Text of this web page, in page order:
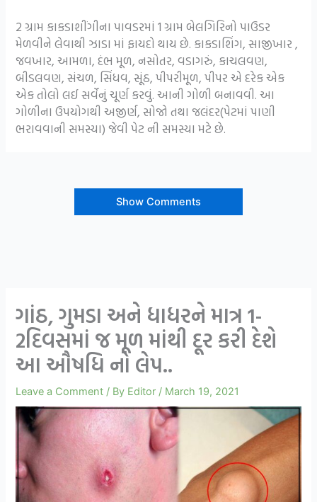
2 ગ્રામ કાકડાશીંગીના પાવડરમાં 1 ગ્રામ બેલગિરિનો પાઉડર
મેળવીને લેવાથી ઝાડા માં ફાયદો થાય છે. કાકડાશિંગ, સાજીખાર ,
જવખાર, આમળા, દંભ મૂળ, નસોતર, વડાગરું, કાચલવણ,
બીડલવણ, સંચળ, સિંધવ, સૂંઠ, પીપરીમૂળ, પીપર એ દરેક એક
એક તોલો લઈ સર્વેનું ચૂર્ણ કરવું. આની ગોળી બનાવવી. આ
ગોળીના ઉપયોગથી અજીર્ણ, સોજો તથા જલંદર(પેટમાં પાણી
ભરાવવાની સમસ્યા) જેવી પેટ ની સમસ્યા મટે છે.
Show Comments
ગાંઠ, ગુમડા અને ધાધરને માત્ર 1-
2દિવસમાં જ મૂળ માંથી દૂર કરી દેશે
આ ઔષધિ નો લેપ..
Leave a Comment / By Editor / March 19, 2021